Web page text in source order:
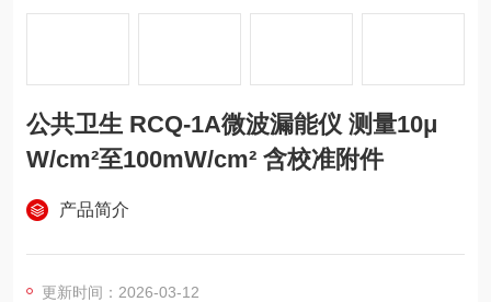
公共卫生 RCQ-1A微波漏能仪 测量10μ
W/cm²至100mW/cm² 含校准附件
产品简介
更新时间：2026-03-12